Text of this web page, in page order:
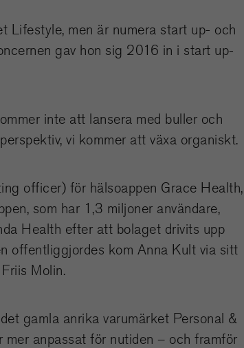
Lifestyle, men är numera start up- och
gav hon sig 2016 in i start up-
inte att lansera med buller och
vi kommer att växa organiskt.
officer) för hälsoappen Grace Health,
som har 1,3 miljoner användare,
Health efter att bolaget drivits upp
offentliggjordes kom Anna Kult via sitt
Molin.
gamla anrika varumärket Personal &
anpassat för nutiden – och framför